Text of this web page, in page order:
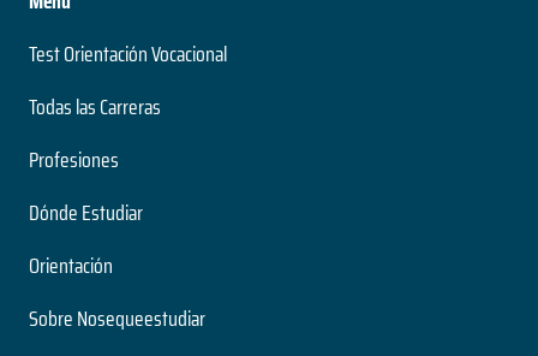
Test Orientación Vocacional
Todas las Carreras
Profesiones
Dónde Estudiar
Orientación
Sobre Nosequeestudiar